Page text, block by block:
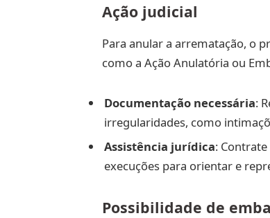
Ação judicial
Para anular a arrematação, o
como a Ação Anulatória ou
Documentação necessária:
irregularidades, como
Assistência jurídica:
execuções para orientar e
Possibilidade de